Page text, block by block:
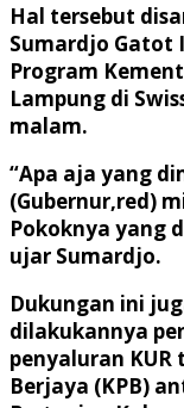
Hal tersebut
Sumardjo Gatot
Program
Lampung di
malam.
“Apa aja yang
(Gubernur,red)
Pokoknya yang
ujar Sumardjo.
Dukungan ini
dilakukannya
penyaluran
Berjaya (KPB)